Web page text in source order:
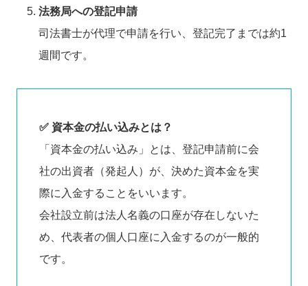
法務局への登記申請
司法書士が代理で申請を行い、登記完了までは約1
週間です。
✅ 資本金の払い込みとは？
「資本金の払い込み」とは、登記申請前に会
社の出資者（発起人）が、決めた資本金を実
際に入金することをいいます。
会社設立前は法人名義の口座が存在しないた
め、代表者の個人口座に入金するのが一般的
です。